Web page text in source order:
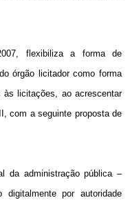
flexibiliza a forma de
órgão licitador como forma
licitações, ao acrescentar
com a seguinte proposta de
da administração pública –
digitalmente por autoridade